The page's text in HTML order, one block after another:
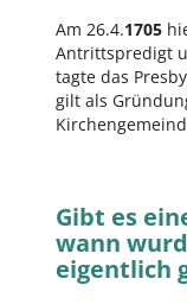
Am 26.4.1705
Antrittspredigt
tagte das
gilt als
Gibt es
wann
eigentlich